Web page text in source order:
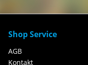
Shop Service
AGB
Kontakt